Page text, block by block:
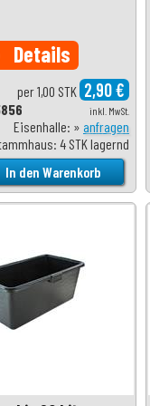
Details
per 1,00 STK 2,90 €
inkl. MwSt.
Eisenhalle: » anfragen
4 STK lagernd